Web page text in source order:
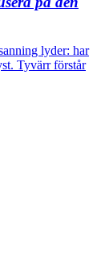
lyder: har
Tyvärr förstår